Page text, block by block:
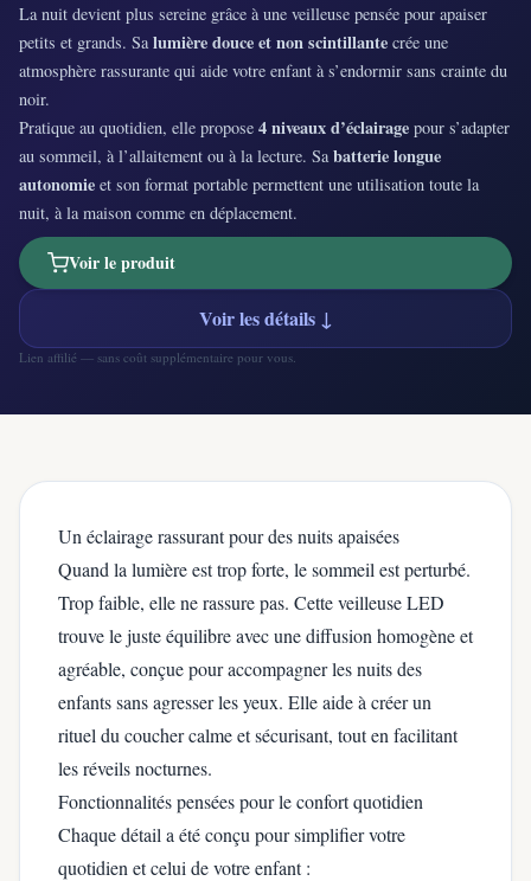
La nuit devient plus sereine grâce à une veilleuse pensée pour apaiser
petits et grands. Salumière douce et non scintillante crée une
atmosphère rassurante qui aide votre enfant à s’endormir sans crainte du
noir.
Pratique au quotidien, elle propose 4 niveaux d’éclairage pour s’adapter
au sommeil, à l’allaitement ou à la lecture. Sabatterie longue
autonomie et son format portable permettent une utilisation toute la
nuit, à la maison comme en déplacement.
Voir le produit
Voir les détails ↓
Lien affilié — sans coût supplémentaire pour vous.
Un éclairage rassurant pour des nuits apaisées
Quand la lumière est trop forte, le sommeil est perturbé.
Trop faible, elle ne rassure pas. Cette veilleuse LED
trouve le juste équilibre avec une diffusion homogène et
agréable, conçue pour accompagner les nuits des
enfants sans agresser les yeux. Elle aide à créer un
rituel du coucher calme et sécurisant, tout en facilitant
les réveils nocturnes.
Fonctionnalités pensées pour le confort quotidien
Chaque détail a été conçu pour simplifier votre
quotidien et celui de votre enfant :